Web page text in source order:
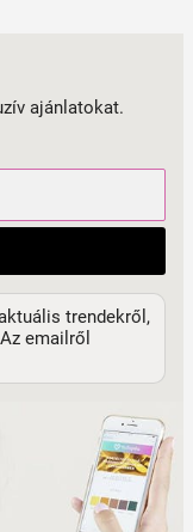
ajánlatokat.
trendekről,
emailről